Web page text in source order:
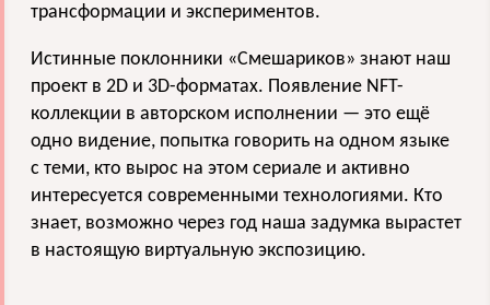
трансформации и экспериментов.
Истинные поклонники «Смешариков» знают наш
проект в 2D и 3D-форматах. Появление NFT-
коллекции в авторском исполнении — это ещё
одно видение, попытка говорить на одном языке
с теми, кто вырос на этом сериале и активно
интересуется современными технологиями. Кто
знает, возможно через год наша задумка вырастет
в настоящую виртуальную экспозицию.